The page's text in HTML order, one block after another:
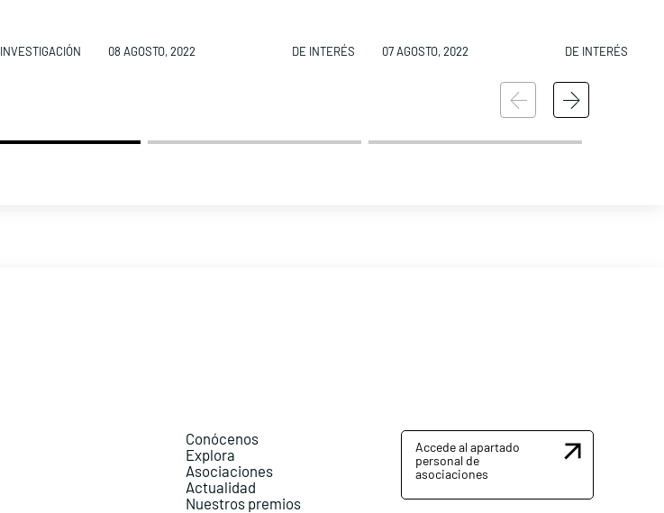
INVESTIGACIÓN 08 AGOSTO, 2022 DE INTERÉS 07 AGOSTO, 2022 DE INTERÉS
Conócenos
Explora
Asociaciones
Actualidad
Nuestros premios
Accede al apartado
personal de
asociaciones